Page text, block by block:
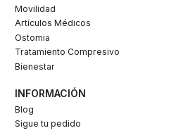
Movilidad
Artículos Médicos
Ostomia
Tratamiento Compresivo
Bienestar
INFORMACIÓN
Blog
Sigue tu pedido